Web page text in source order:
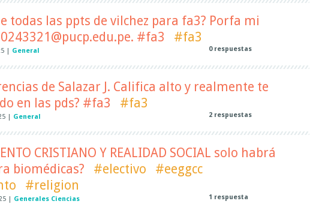
todas las ppts de vilchez para fa3? Porfa mi
#fa3
#fa3
General 0respuestas
de Salazar J. Califica alto y realmente te
en las pds? #fa3
#fa3
General 2 respuestas
CRISTIANO Y REALIDAD SOCIAL solo habrá
biomédicas?
#electivo
#eeggcc
#religion
Generales Ciencias 1 respuesta